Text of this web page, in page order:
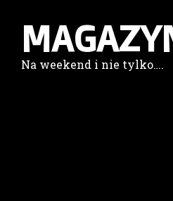
Na weekend i nie tylko….